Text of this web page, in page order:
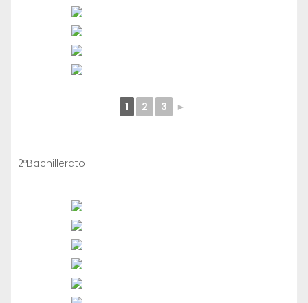
1 2 3 ►
2ºBachillerato